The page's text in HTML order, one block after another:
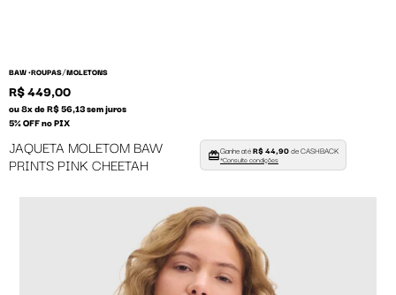
BAW •ROUPAS/MOLETONS
R$ 449,00
ou 8x de R$ 56,13 sem juros
5% OFF no PIX
JAQUETA MOLETOM BAW
PRINTS PINK CHEETAH
Ganhe atéR$ 44,90de CASHBACK
*Consulte condições